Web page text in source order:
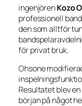
ingenjörenKozo
professionell
den som alltför
för privat bruk.
Ohsone
Resultatet blev
början på något